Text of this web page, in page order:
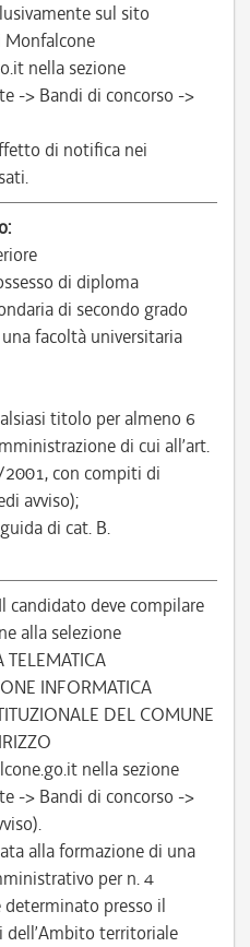
sul sito
nella sezione
-> Bandi di concorso ->
di notifica nei
di diploma
di secondo grado
facoltà universitaria
titolo per almeno 6
di cui all’art.
2001, con compiti di
avviso);
di cat. B.
Il candidato deve compilare
alla selezione
TELEMATICA
INFORMATICA
DEL COMUNE
nella sezione
-> Bandi di concorso ->
alla formazione di una
per n. 4
presso il
dell’Ambito territoriale